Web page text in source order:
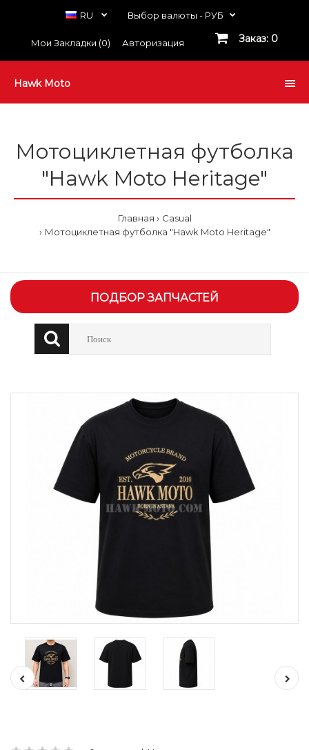
RU Выбор валюты - РУБ
Мои Закладки (0) Авторизация Заказ: 0
Hawk Moto
Мотоциклетная футболка
"Hawk Moto Heritage"
Главная
Casual
Мотоциклетная футболка "Hawk Moto Heritage"
ПОДБОР ЗАПЧАСТЕЙ